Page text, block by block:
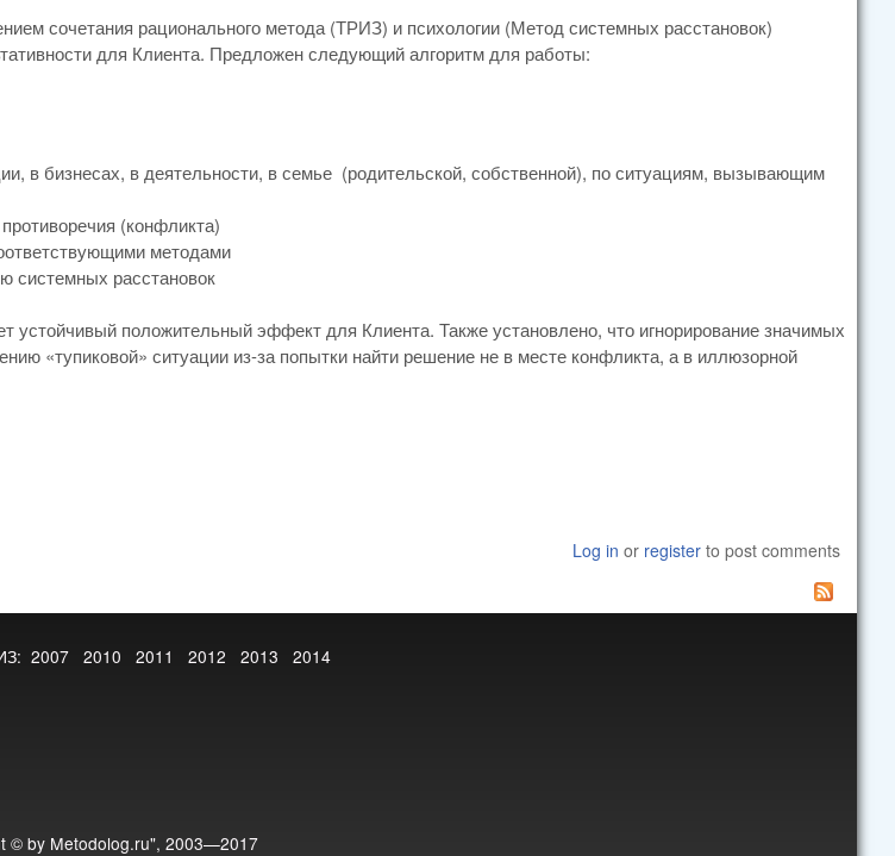
сочетания рационального метода (ТРИЗ) и психологии (Метод системных расстановок)
для Клиента. Предложен следующий алгоритм для работы:
в бизнесах, в деятельности, в семье (родительской, собственной), по ситуациям, вызывающим
(конфликта)
методами
системных расстановок
устойчивый положительный эффект для Клиента. Также установлено, что игнорирование значимых
«тупиковой» ситуации из-за попытки найти решение не в месте конфликта, а в иллюзорной
Log in or register to post comments
2007 2010 2011 2012 2013 2014
© by Metodolog.ru", 2003—2017